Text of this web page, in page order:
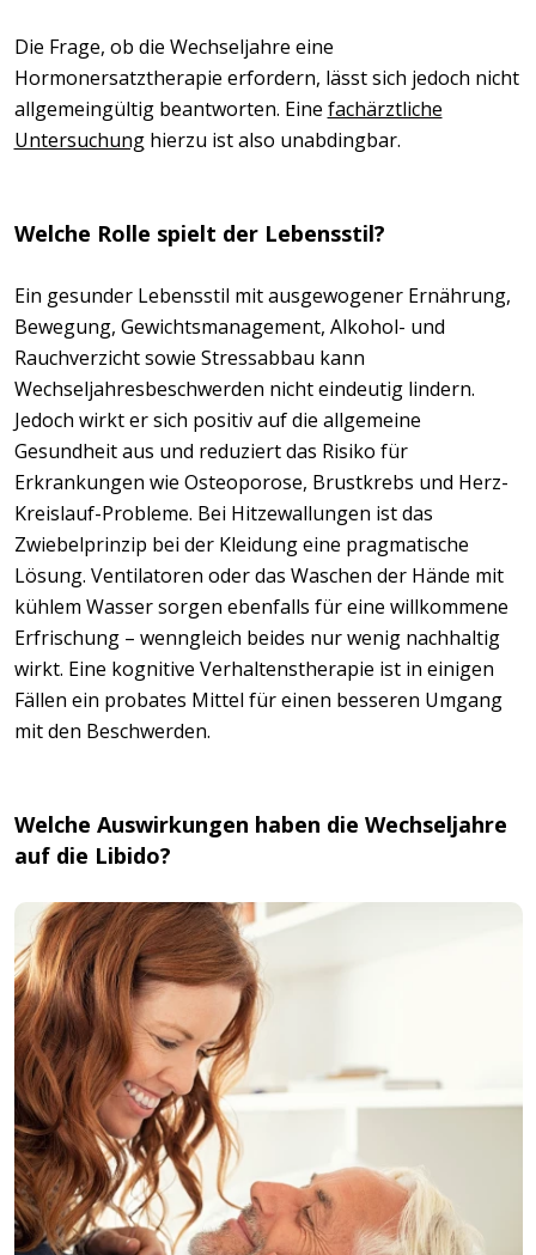
Die Frage, ob die Wechseljahre eine
Hormonersatztherapie erfordern, lässt sich jedoch nicht
allgemeingültig beantworten. Eine fachärztliche
Untersuchunghierzu ist also unabdingbar.
Welche Rolle spielt der Lebensstil?
Ein gesunder Lebensstil mit ausgewogener Ernährung,
Bewegung, Gewichtsmanagement, Alkohol- und
Rauchverzicht sowie Stressabbau kann
Wechseljahresbeschwerden nicht eindeutig lindern.
Jedoch wirkt er sich positiv auf die allgemeine
Gesundheit aus und reduziert das Risiko für
Erkrankungen wie Osteoporose, Brustkrebs und Herz-
Kreislauf-Probleme. Bei Hitzewallungen ist das
Zwiebelprinzip bei der Kleidung eine pragmatische
Lösung. Ventilatoren oder das Waschen der Hände mit
kühlem Wasser sorgen ebenfalls für eine willkommene
Erfrischung – wenngleich beides nur wenig nachhaltig
wirkt. Eine kognitive Verhaltenstherapie ist in einigen
Fällen ein probates Mittel für einen besseren Umgang
mit den Beschwerden.
Welche Auswirkungen haben die Wechseljahre
auf die Libido?